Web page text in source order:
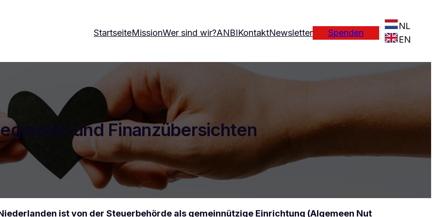
StartseiteMissionWer sind wir?ANBIKontaktNewsletter Spenden
NL
EN
und Finanzübersichten
ist von der Steuerbehörde als gemeinnützige Einrichtung (Algemeen Nut